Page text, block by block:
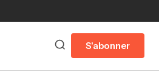
S'abonner